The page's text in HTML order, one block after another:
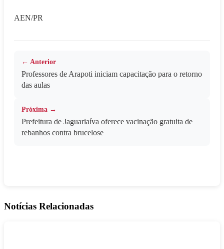
AEN/PR
← Anterior
Professores de Arapoti iniciam capacitação para o retorno
das aulas
Próxima →
Prefeitura de Jaguariaíva oferece vacinação gratuita de
rebanhos contra brucelose
Notícias Relacionadas